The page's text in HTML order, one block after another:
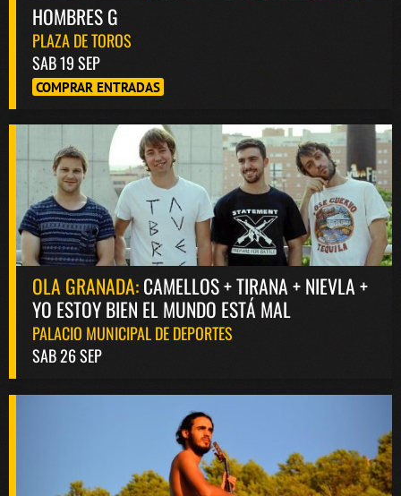
HOMBRES G
PLAZA DE TOROS
SAB 19 SEP
COMPRAR ENTRADAS
OLA GRANADA:CAMELLOS + TIRANA + NIEVLA +
YO ESTOY BIEN EL MUNDO ESTÁ MAL
PALACIO MUNICIPAL DE DEPORTES
SAB 26 SEP